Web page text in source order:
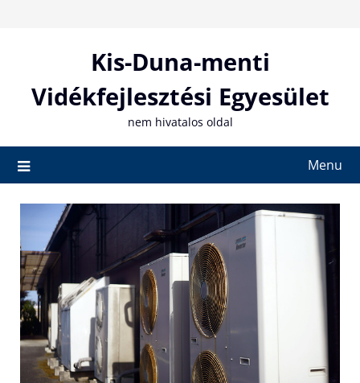
Kis-Duna-menti
Vidékfejlesztési Egyesület
nem hivatalos oldal
Menu